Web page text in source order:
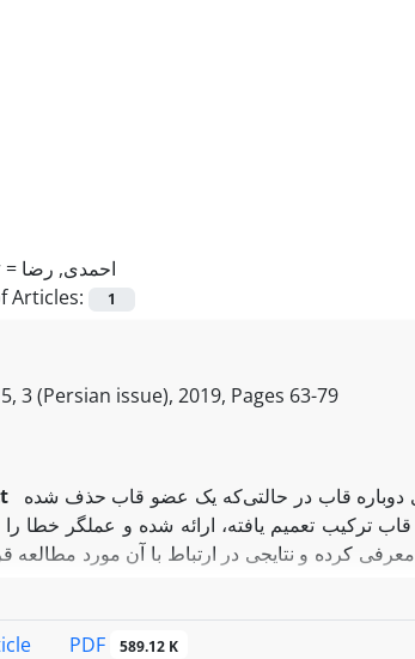
= احمدی, رضا
Articles:
1
3 (Persian issue), 2019, Pages 63-79
دوباره قاب در حالتی‌که یک عضو قاب حذف شده
ترکیب تعمیم یافته، ارائه شده و عملگر خطا
کرده و نتایجی در ارتباط با آن مورد مطالعه
PDF 589.12 K